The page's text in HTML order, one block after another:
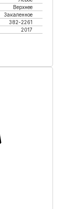
Верхнее
Закаленное
382-2261
2017